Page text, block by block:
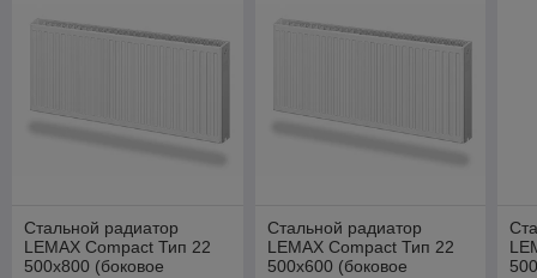
Стальной радиатор
LEMAX Compact Тип 22
500х800 (боковое
Стальной радиатор
LEMAX Compact Тип 22
500х600 (боковое